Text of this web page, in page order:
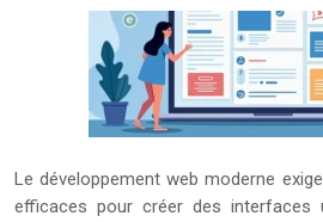
Le développement web moderne
efficaces pour créer des interfaces